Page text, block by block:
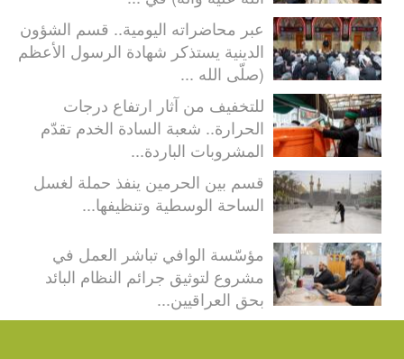
عبر محاضراته اليومية.. قسم الشؤون
الدينية يستذكر شهادة الرسول الأعظم
(صلّى الله ...
للتخفيف من آثار ارتفاع درجات
الحرارة.. شعبة السادة الخدم تقدّم
المشروبات الباردة...
قسم بين الحرمين ينفذ حملة لغسل
الساحة الوسطية وتنظيفها...
مؤسّسة الوافي تباشر العمل في
مشروع لتوثيق جرائم النظام البائد
بحق العراقيين...